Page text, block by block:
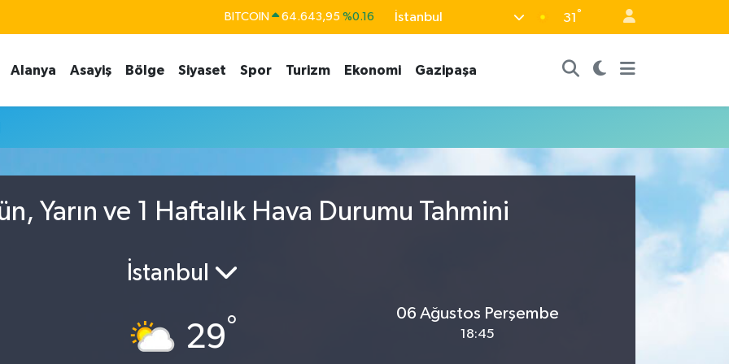
BITCOIN 64.643,95 %0.16
EURO 55,0250 %0.02
STERLİN 64,2398 %0.2
İstanbul 31 °
Alanya Asayiş Bölge Siyaset Spor Turizm Ekonomi Gazipaşa
Yarın ve 1 Haftalık Hava Durumu Tahmini
İstanbul
29°
06 Ağustos Perşembe
18:45